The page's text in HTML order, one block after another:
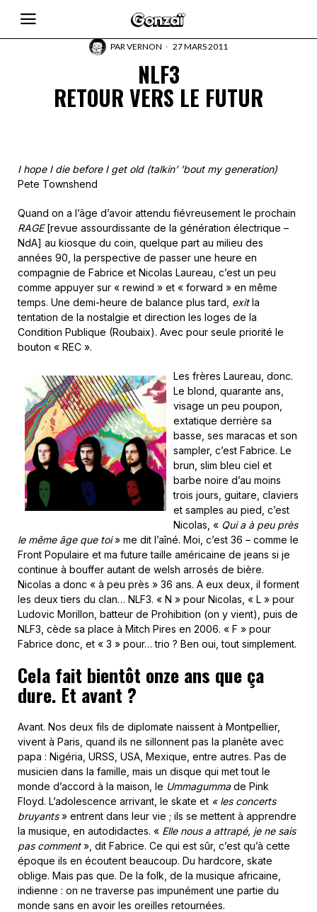
PARVERNON 27 MARS 2011
NLF3
RETOUR VERS LE FUTUR
I hope I die before I get old (talkin’ ’bout my generation)
Pete Townshend
Quand on a l’âge d’avoir attendu fiévreusement le prochain
RAGE[revue assourdissante de la génération électrique –
NdA] au kiosque du coin, quelque part au milieu des
années 90, la perspective de passer une heure en
compagnie de Fabrice et Nicolas Laureau, c’est un peu
comme appuyer sur « rewind » et « forward » en même
temps. Une demi-heure de balance plus tard, exitla
tentation de la nostalgie et direction les loges de la
Condition Publique (Roubaix). Avec pour seule priorité le
bouton « REC ».
Les frères Laureau, donc.
Le blond, quarante ans,
visage un peu poupon,
extatique derrière sa
basse, ses maracas et son
sampler, c’est Fabrice. Le
brun, slim bleu ciel et
barbe noire d’au moins
trois jours, guitare, claviers
et samples au pied, c’est
Nicolas, « Qui a à peu près
le même âge que toi» me dit l’aîné. Moi, c’est 36 – comme le
Front Populaire et ma future taille américaine de jeans si je
continue à bouffer autant de welsh arrosés de bière.
Nicolas a donc « à peu près » 36 ans. A eux deux, il forment
les deux tiers du clan… NLF3. « N » pour Nicolas, « L » pour
Ludovic Morillon, batteur de Prohibition (on y vient), puis de
NLF3, cède sa place à Mitch Pires en 2006. « F » pour
Fabrice donc, et « 3 » pour… trio ? Ben oui, tout simplement.
Cela fait bientôt onze ans que ça
dure. Et avant ?
Avant. Nos deux fils de diplomate naissent à Montpellier,
vivent à Paris, quand ils ne sillonnent pas la planète avec
papa : Nigéria, URSS, USA, Mexique, entre autres. Pas de
musicien dans la famille, mais un disque qui met tout le
monde d’accord à la maison, le Ummagummade Pink
Floyd. L’adolescence arrivant, le skate et « les concerts
bruyants» entrent dans leur vie ; ils se mettent à apprendre
la musique, en autodidactes. « Elle nous a attrapé, je ne sais
pas comment», dit Fabrice. Ce qui est sûr, c’est qu’à cette
époque ils en écoutent beaucoup. Du hardcore, skate
oblige. Mais pas que. De la folk, de la musique africaine,
indienne : on ne traverse pas impunément une partie du
monde sans en avoir les oreilles retournées.